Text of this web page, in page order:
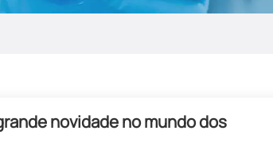
novidade no mundo dos